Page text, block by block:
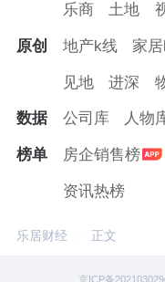
乐商 土地
原创 地产k线 家
见地 进深
数据 公司库 人物
榜单 房企销售榜
资讯热榜
乐居财经 正文
京ICP备